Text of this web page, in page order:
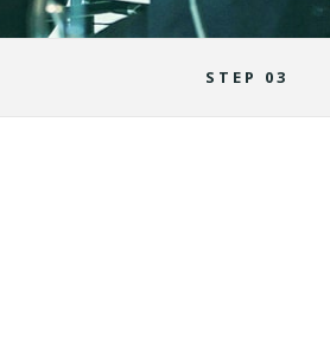
STEP 03